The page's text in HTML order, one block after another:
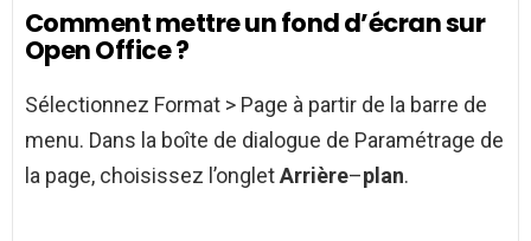
Comment mettre un fond d’écran sur
Open Office ?
Sélectionnez Format > Page à partir de la barre de
menu. Dans la boîte de dialogue de Paramétrage de
la page, choisissez l’ongletArrière–plan.